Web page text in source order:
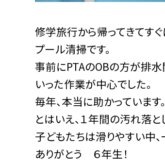
修学旅行から帰ってきてす
プール清掃です。
事前にPTAのOBの方が排水
いった作業が中心でした。
毎年、本当に助かっています
とはいえ、１年間の汚れ落と
子どもたちは滑りやすい中
ありがとう ６年生！